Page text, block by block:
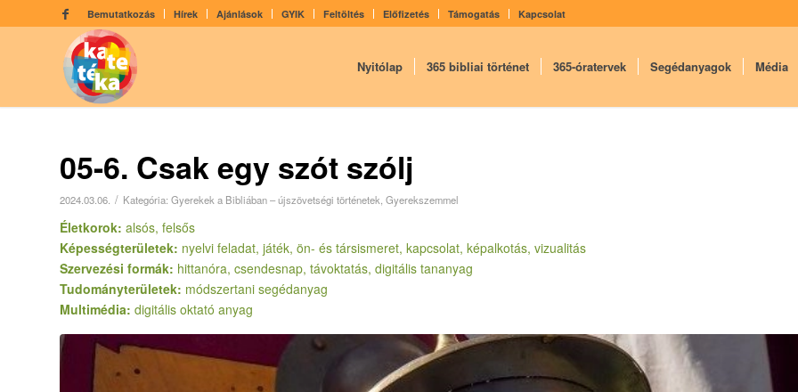
Bemutatkozás Hírek Ajánlások GYIK Feltöltés Előfizetés Támogatás Kapcsolat
Nyitólap 365 bibliai történet 365-óratervek Segédanyagok Média
05-6. Csak egy szót szólj
2024.03.06. / Kategória: Gyerekek a Bibliában – újszövetségi történetek Gyerekszemmel
Életkorok: alsós, felsős
Képességterületek: nyelvi feladat, játék, ön- és társismeret, kapcsolat, képalkotás, vizualitás
Szervezési formák: hittanóra, csendesnap, távoktatás, digitális tananyag
Tudományterületek: módszertani segédanyag
Multimédia: digitális oktató anyag